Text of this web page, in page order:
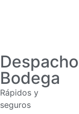
Bodega
Rápidos y
seguros